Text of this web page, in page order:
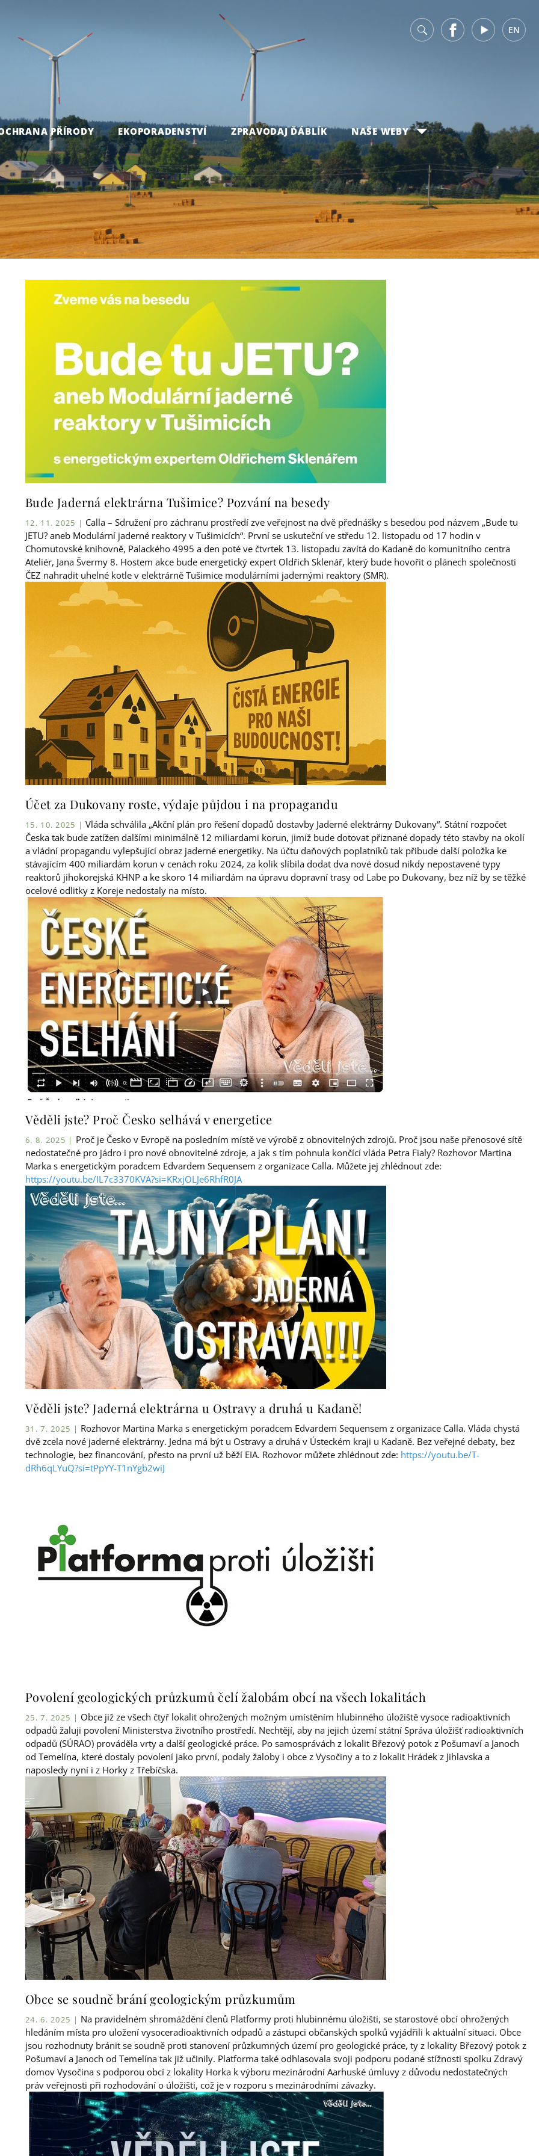
v FacebookYoutube EN
PŘÍRODY EKOPORADENSTVÍ ZPRAVODAJ ĎÁBLÍK NAŠE WEBY
Bude Jaderná elektrárna Tušimice? Pozvání na besedy
12. 11. 2025 | Calla – Sdružení pro záchranu prostředí zve veřejnost na dvě přednášky s besedou pod názvem „Bude tu
JETU? aneb Modulární jaderné reaktory v Tušimicích“. První se uskuteční ve středu 12. listopadu od 17 hodin v
Chomutovské knihovně, Palackého 4995 a den poté ve čtvrtek 13. listopadu zavítá do Kadaně do komunitního centra
Ateliér, Jana Švermy 8. Hostem akce bude energetický expert Oldřich Sklenář, který bude hovořit o plánech společnosti
ČEZ nahradit uhelné kotle v elektrárně Tušimice modulárními jadernými reaktory (SMR).
Účet za Dukovany roste, výdaje půjdou i na propagandu
15. 10. 2025 | Vláda schválila „Akční plán pro řešení dopadů dostavby Jaderné elektrárny Dukovany“. Státní rozpočet
Česka tak bude zatížen dalšími minimálně 12 miliardami korun, jimiž bude dotovat přiznané dopady této stavby na okolí
a vládní propagandu vylepšující obraz jaderné energetiky. Na účtu daňových poplatníků tak přibude další položka ke
stávajícím 400 miliardám korun v cenách roku 2024, za kolik slíbila dodat dva nové dosud nikdy nepostavené typy
reaktorů jihokorejská KHNP a ke skoro 14 miliardám na úpravu dopravní trasy od Labe po Dukovany, bez níž by se těžké
ocelové odlitky z Koreje nedostaly na místo.
Věděli jste? Proč Česko selhává v energetice
6. 8. 2025 | Proč je Česko v Evropě na posledním místě ve výrobě z obnovitelných zdrojů. Proč jsou naše přenosové sítě
nedostatečné pro jádro i pro nové obnovitelné zdroje, a jak s tím pohnula končící vláda Petra Fialy? Rozhovor Martina
Marka s energetickým poradcem Edvardem Sequensem z organizace Calla. Můžete jej zhlédnout zde:
https://youtu.be/IL7c3370KVA?si=KRxjOLJe6RhfR0JA
Věděli jste? Jaderná elektrárna u Ostravy a druhá u Kadaně!
31. 7. 2025 | Rozhovor Martina Marka s energetickým poradcem Edvardem Sequensem z organizace Calla. Vláda chystá
dvě zcela nové jaderné elektrárny. Jedna má být u Ostravy a druhá v Ústeckém kraji u Kadaně. Bez veřejné debaty, bez
technologie, bez financování, přesto na první už běží EIA. Rozhovor můžete zhlédnout zde: https://youtu.be/T-
dRh6qLYuQ?si=tPpYY-T1nYgb2wiJ
Povolení geologických průzkumů čelí žalobám obcí na všech lokalitách
25. 7. 2025 | Obce již ze všech čtyř lokalit ohrožených možným umístěním hlubinného úložiště vysoce radioaktivních
odpadů žaluji povolení Ministerstva životního prostředí. Nechtějí, aby na jejich území státní Správa úložišť radioaktivních
odpadů (SÚRAO) prováděla vrty a další geologické práce. Po samosprávách z lokalit Březový potok z Pošumaví a Janoch
od Temelína, které dostaly povolení jako první, podaly žaloby i obce z Vysočiny a to z lokalit Hrádek z Jihlavska a
naposledy nyní i z Horky z Třebíčska.
Obce se soudně brání geologickým průzkumům
24. 6. 2025 | Na pravidelném shromáždění členů Platformy proti hlubinnému úložišti, se starostové obcí ohrožených
hledáním místa pro uložení vysoceradioaktivních odpadů a zástupci občanských spolků vyjádřili k aktuální situaci. Obce
jsou rozhodnuty bránit se soudně proti stanovení průzkumných území pro geologické práce, ty z lokality Březový potok z
Pošumaví a Janoch od Temelína tak již učinily. Platforma také odhlasovala svoji podporu podané stížnosti spolku Zdravý
domov Vysočina s podporou obcí z lokality Horka k výboru mezinárodní Aarhuské úmluvy z důvodu nedostatečných
práv veřejnosti při rozhodování o úložišti, což je v rozporu s mezinárodními závazky.